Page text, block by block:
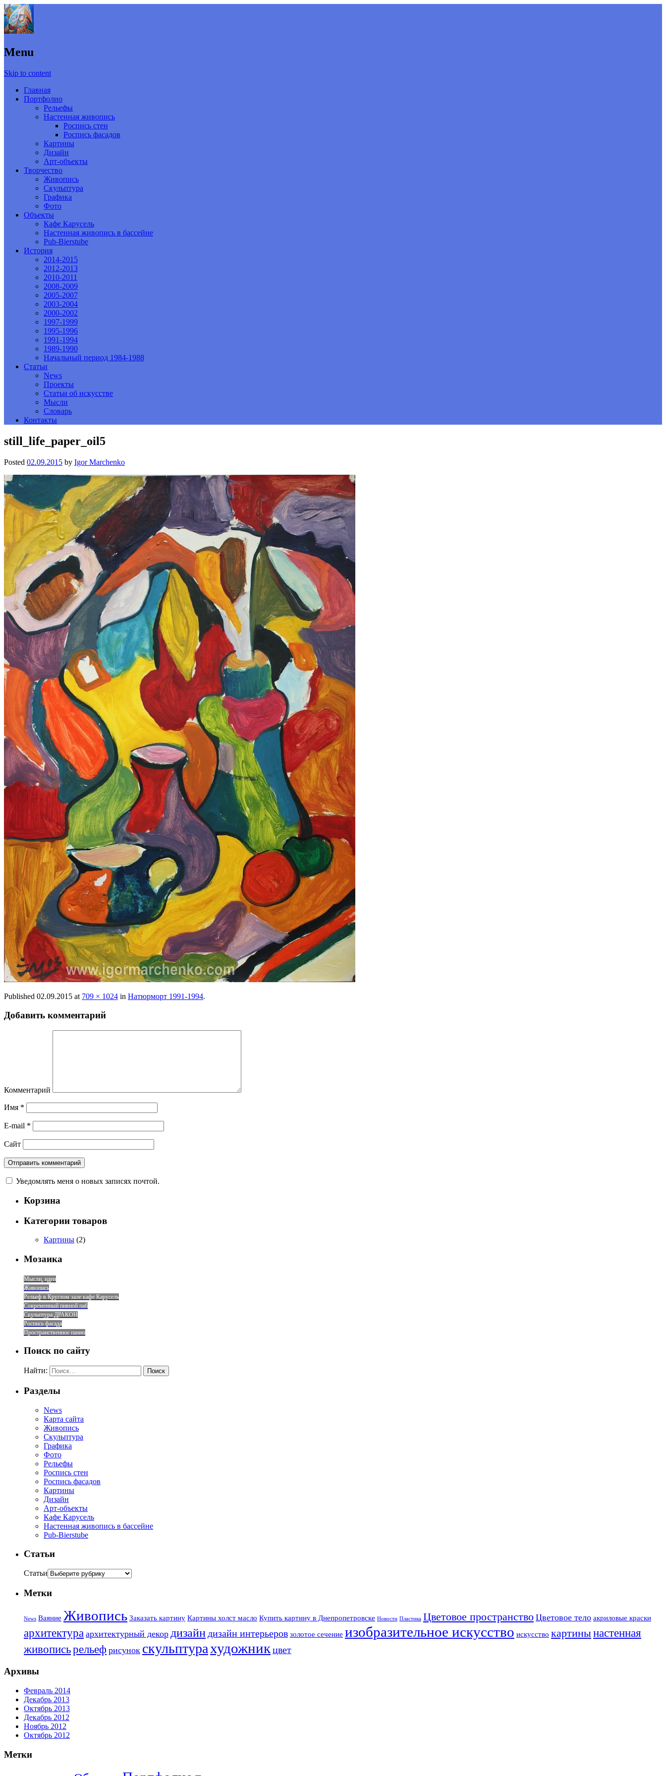
Menu
Skip to content
Главная
Портфолио
Рельефы
Настенная живопись
Роспись стен
Роспись фасадов
Картины
Дизайн
Арт-объекты
Творчество
Живопись
Скульптура
Графика
Фото
Объекты
Кафе Карусель
Настенная живопись в бассейне
Pub-Bierstube
История
2014-2015
2012-2013
2010-2011
2008-2009
2005-2007
2003-2004
2000-2002
1997-1999
1995-1996
1991-1994
1989-1990
Начальный период 1984-1988
Статьи
News
Проекты
Статьи об искусстве
Мысли
Словарь
Контакты
still_life_paper_oil5
Posted 02.09.2015 by Igor Marchenko
Published 02.09.2015 at 709 × 1024 in Натюрморт 1991-1994.
Добавить комментарий
Комментарий
Имя *
E-mail *
Сайт
Уведомлять меня о новых записях почтой.
Корзина
Категории товаров
Картины (2)
Мозаика
Мысли, идеи
Живопись
Рельеф в Круглом зале кафе Карусель
Современный пивной паб
Скульптура ДРАКОН
Роспись фасада
Пространственное панно
Поиск по сайту
Найти:
Разделы
News
Карта сайта
Живопись
Скульптура
Графика
Фото
Рельефы
Роспись стен
Роспись фасадов
Картины
Дизайн
Арт-объекты
Кафе Карусель
Настенная живопись в бассейне
Pub-Bierstube
Статьи
Статьи
Метки
News Ваяние Живопись Заказать картину Картины холст масло Купить картину в Днепропетровске Новости Пластика Цветовое пространство Цветовое тело акриловые краски
архитектура архитектурный декор дизайндизайн интерьеров золотое сечение изобразительное искусство искусство картинынастенная
живописьрельеф рисунок скульптурахудожникцвет
Архивы
Февраль 2014
Декабрь 2013
Октябрь 2013
Декабрь 2012
Ноябрь 2012
Октябрь 2012
Метки